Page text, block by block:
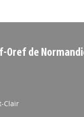
Oref de
Clair